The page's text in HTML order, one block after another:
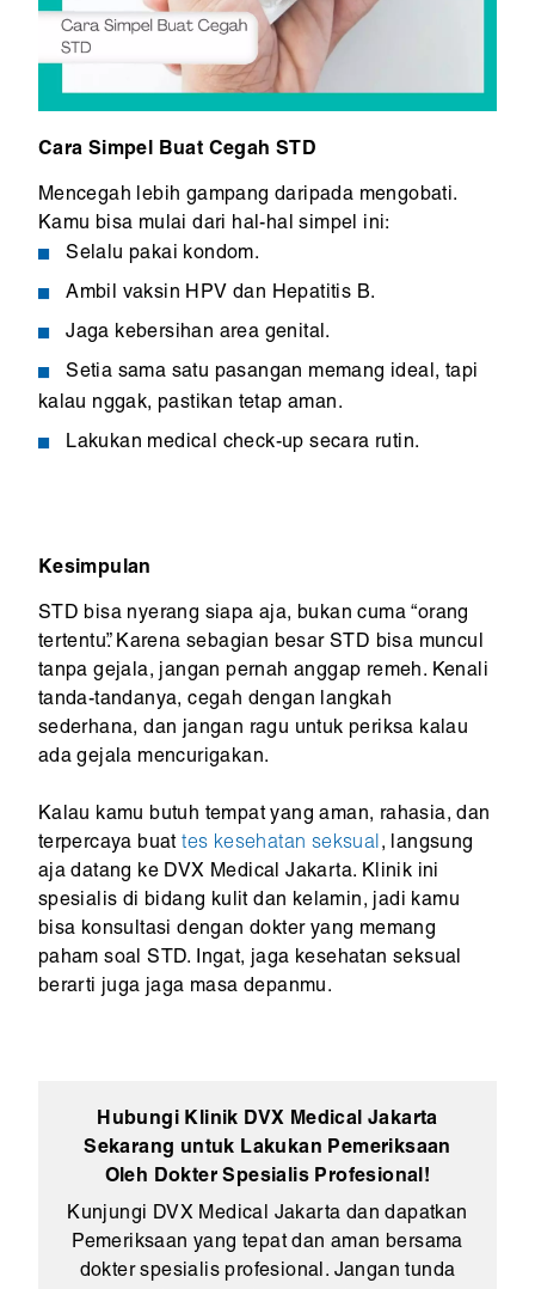
Cara Simpel Buat Cegah STD
Mencegah lebih gampang daripada mengobati.
Kamu bisa mulai dari hal-hal simpel ini:
Selalu pakai kondom.
Ambil vaksin HPV dan Hepatitis B.
Jaga kebersihan area genital.
Setia sama satu pasangan memang ideal, tapi
kalau nggak, pastikan tetap aman.
Lakukan medical check-up secara rutin.
Kesimpulan
STD bisa nyerang siapa aja, bukan cuma “orang
tertentu”. Karena sebagian besar STD bisa muncul
tanpa gejala, jangan pernah anggap remeh. Kenali
tanda-tandanya, cegah dengan langkah
sederhana, dan jangan ragu untuk periksa kalau
ada gejala mencurigakan.
Kalau kamu butuh tempat yang aman, rahasia, dan
terpercaya buattes kesehatan seksual, langsung
aja datang ke DVX Medical Jakarta. Klinik ini
spesialis di bidang kulit dan kelamin, jadi kamu
bisa konsultasi dengan dokter yang memang
paham soal STD. Ingat, jaga kesehatan seksual
berarti juga jaga masa depanmu.
Hubungi Klinik DVX Medical Jakarta
Sekarang untuk Lakukan Pemeriksaan
Oleh Dokter Spesialis Profesional!
Kunjungi DVX Medical Jakarta dan dapatkan
Pemeriksaan yang tepat dan aman bersama
dokter spesialis profesional. Jangan tunda